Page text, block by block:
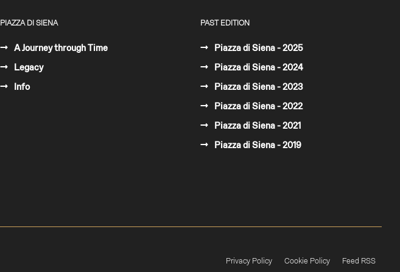
PIAZZA DI SIENA
A Journey through Time
Legacy
Info
PAST EDITION
Piazza di Siena - 2025
Piazza di Siena - 2024
Piazza di Siena - 2023
Piazza di Siena - 2022
Piazza di Siena - 2021
Piazza di Siena - 2019
Privacy Policy Cookie Policy Feed RSS